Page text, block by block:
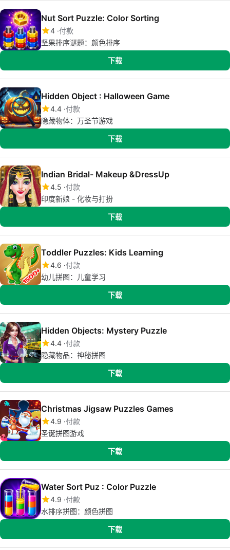
Nut Sort Puzzle: Color Sorting
4 付款
坚果排序谜题：颜色排序
下载
Hidden Object : Halloween Game
4.4 付款
隐藏物体：万圣节游戏
下载
Indian Bridal- Makeup &DressUp
4.5 付款
印度新娘 - 化妆与打扮
下载
Toddler Puzzles: Kids Learning
4.6 付款
幼儿拼图：儿童学习
下载
Hidden Objects: Mystery Puzzle
4.4 付款
隐藏物品：神秘拼图
下载
Christmas Jigsaw Puzzles Games
4.9 付款
圣诞拼图游戏
下载
Water Sort Puz : Color Puzzle
4.9 付款
水排序拼图：颜色拼图
下载